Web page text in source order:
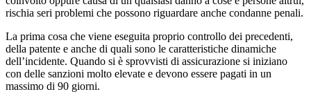
rischia seri problemi che possono riguardare anche condanne penali.
La prima cosa che viene eseguita proprio controllo dei precedenti,
della patente e anche di quali sono le caratteristiche dinamiche
dell’incidente. Quando si è sprovvisti di assicurazione si iniziano
con delle sanzioni molto elevate e devono essere pagati in un
massimo di 90 giorni.